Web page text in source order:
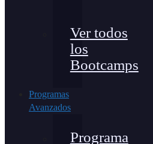
Ver todos
los
Bootcamps
Programas
Avanzados
Programa